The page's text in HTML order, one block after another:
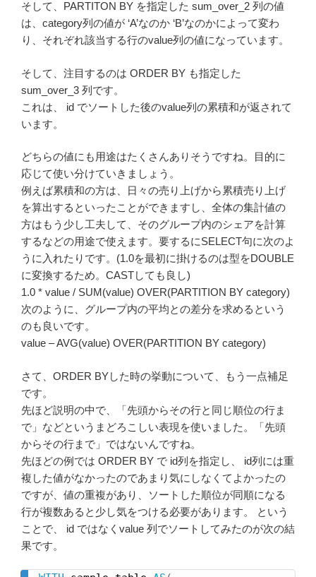
そして、PARTITON BY を指定した sum_over_2 列の値
は、category列の値が ‘A’なのか ‘B’なのかによって変わ
り、それぞれ該当する行のvalue列の値になっています。
そして、注目するのは ORDER BY も指定した
sum_over_3 列です。
これは、 id でソートした後のvalue列の累積和が返されて
います。
どちらの値にも用途はたくさんありそうですね。目的に
応じて使い分けていきましょう。
例えば累積和の方は、日々の売り上げから累積売り上げ
を算出するといったことができますし、全体の集計値の
方はもう少し工夫して、そのグループ内のシェアを計算
するなどの用途で使えます。要するにSELECT句に次のよ
うに入れたりです。(1.0を最初に掛けるのは型をDOUBLE
に変換するため。CASTしても良し)
1.0 * value / SUM(value) OVER(PARTITION BY category)
次のように、グループ内の平均との差分を求めるという
のも良いです。
value – AVG(value) OVER(PARTITION BY category)
さて、ORDER BYした時の挙動について、もう一点補足
です。
先ほど説明の中で、「先頭からその行と同じ順位の行ま
で」などというまどろこしい表現を使いました。「先頭
からその行まで」ではないんですね。
先ほどの例では ORDER BY で id列を指定し、 id列には重
複した値がなかったのであまり気にしなくてよかったの
ですが、値の重複があり、ソートした順位が同順になる
行が複数あると少し気をつける必要があります。 という
ことで、 id ではなくvalue 列でソートしてみたのが次の結
果です。